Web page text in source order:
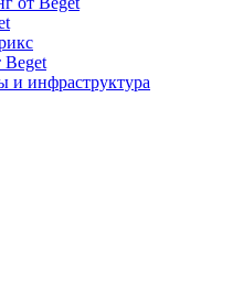
и инфраструктура